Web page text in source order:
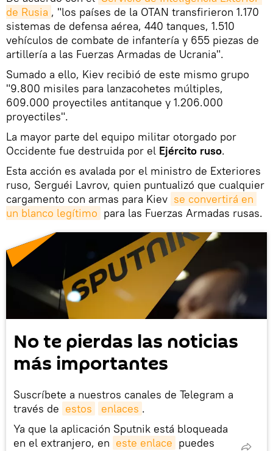
de Rusia , "los países de la OTAN transfirieron 1.170
sistemas de defensa aérea, 440 tanques, 1.510
vehículos de combate de infantería y 655 piezas de
artillería a las Fuerzas Armadas de Ucrania".
Sumado a ello, Kiev recibió de este mismo grupo
"9.800 misiles para lanzacohetes múltiples,
609.000 proyectiles antitanque y 1.206.000
proyectiles".
La mayor parte del equipo militar otorgado por
Occidente fue destruida por el Ejército ruso.
Esta acción es avalada por el ministro de Exteriores
ruso, Serguéi Lavrov, quien puntualizó que cualquier
cargamento con armas para Kiev se convertirá en
un blanco legítimo para las Fuerzas Armadas rusas.
No te pierdas las noticias
más importantes
Suscríbete a nuestros canales de Telegram a
través de estos enlaces .
Ya que la aplicación Sputnik está bloqueada
en el extranjero, en este enlace puedes